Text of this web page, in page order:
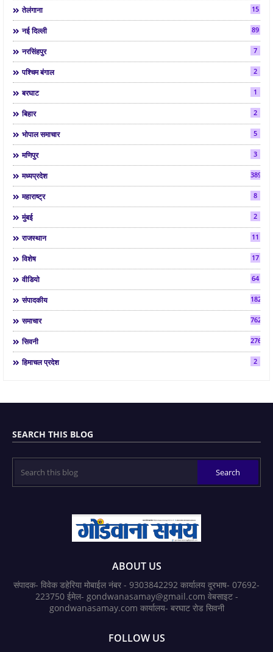
तेलंगाना 15
नई दिल्ली 89
नरसिंहपुर 7
पश्चिम बंगाल 2
बरघाट 1
बिहार 2
भोपाल समाचार 5
मणिपुर 3
मध्यप्रदेश 3892
महाराष्ट्र 8
मुंबई 2
राजस्थान 11
विशेष 17
वीडियो 64
संपादकीय 182
समाचार 7624
सिवनी 2763
हिमाचल प्रदेश 2
SEARCH THIS BLOG
ABOUT US
संपादक- विवेक डहेरिया मोबाईल नंबर - 9303842292 कार्यालय दूरभाष- 07692-
223750 ईमेल- gondwanasamay@gmail.com वेबसाइट -
gondwanasamay.com कार्यालय- बरघाट रोड सिवनी
FOLLOW US